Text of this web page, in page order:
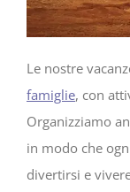
Le nostre
famiglie, con
Organizziamo
in modo che
divertirsi e